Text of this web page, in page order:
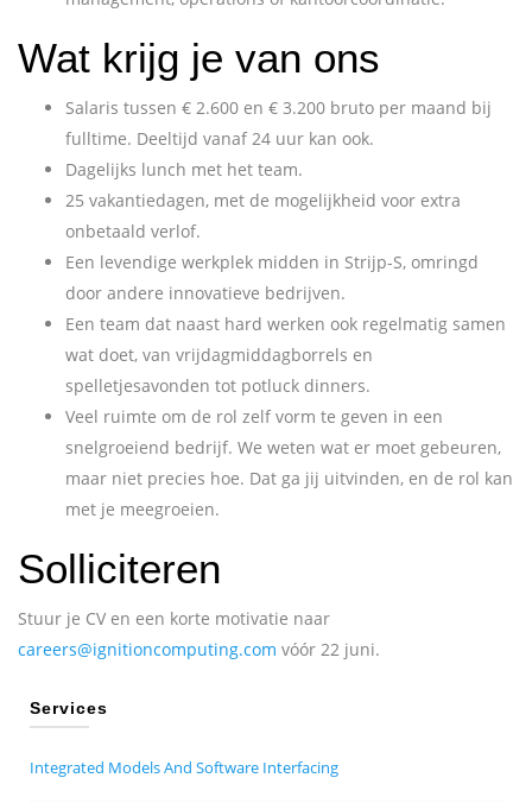
Services
Integrated Models And Software Interfacing
Wat krijg je van ons
Salaris tussen € 2.600 en € 3.200 bruto per maand bij
fulltime. Deeltijd vanaf 24 uur kan ook.
Dagelijks lunch met het team.
25 vakantiedagen, met de mogelijkheid voor extra
onbetaald verlof.
Een levendige werkplek midden in Strijp-S, omringd
door andere innovatieve bedrijven.
Een team dat naast hard werken ook regelmatig samen
wat doet, van vrijdagmiddagborrels en
spelletjesavonden tot potluck dinners.
Veel ruimte om de rol zelf vorm te geven in een
snelgroeiend bedrijf. We weten wat er moet gebeuren,
maar niet precies hoe. Dat ga jij uitvinden, en de rol kan
met je meegroeien.
Solliciteren
Stuur je CV en een korte motivatie naar
careers@ignitioncomputing.com vóór 22 juni.